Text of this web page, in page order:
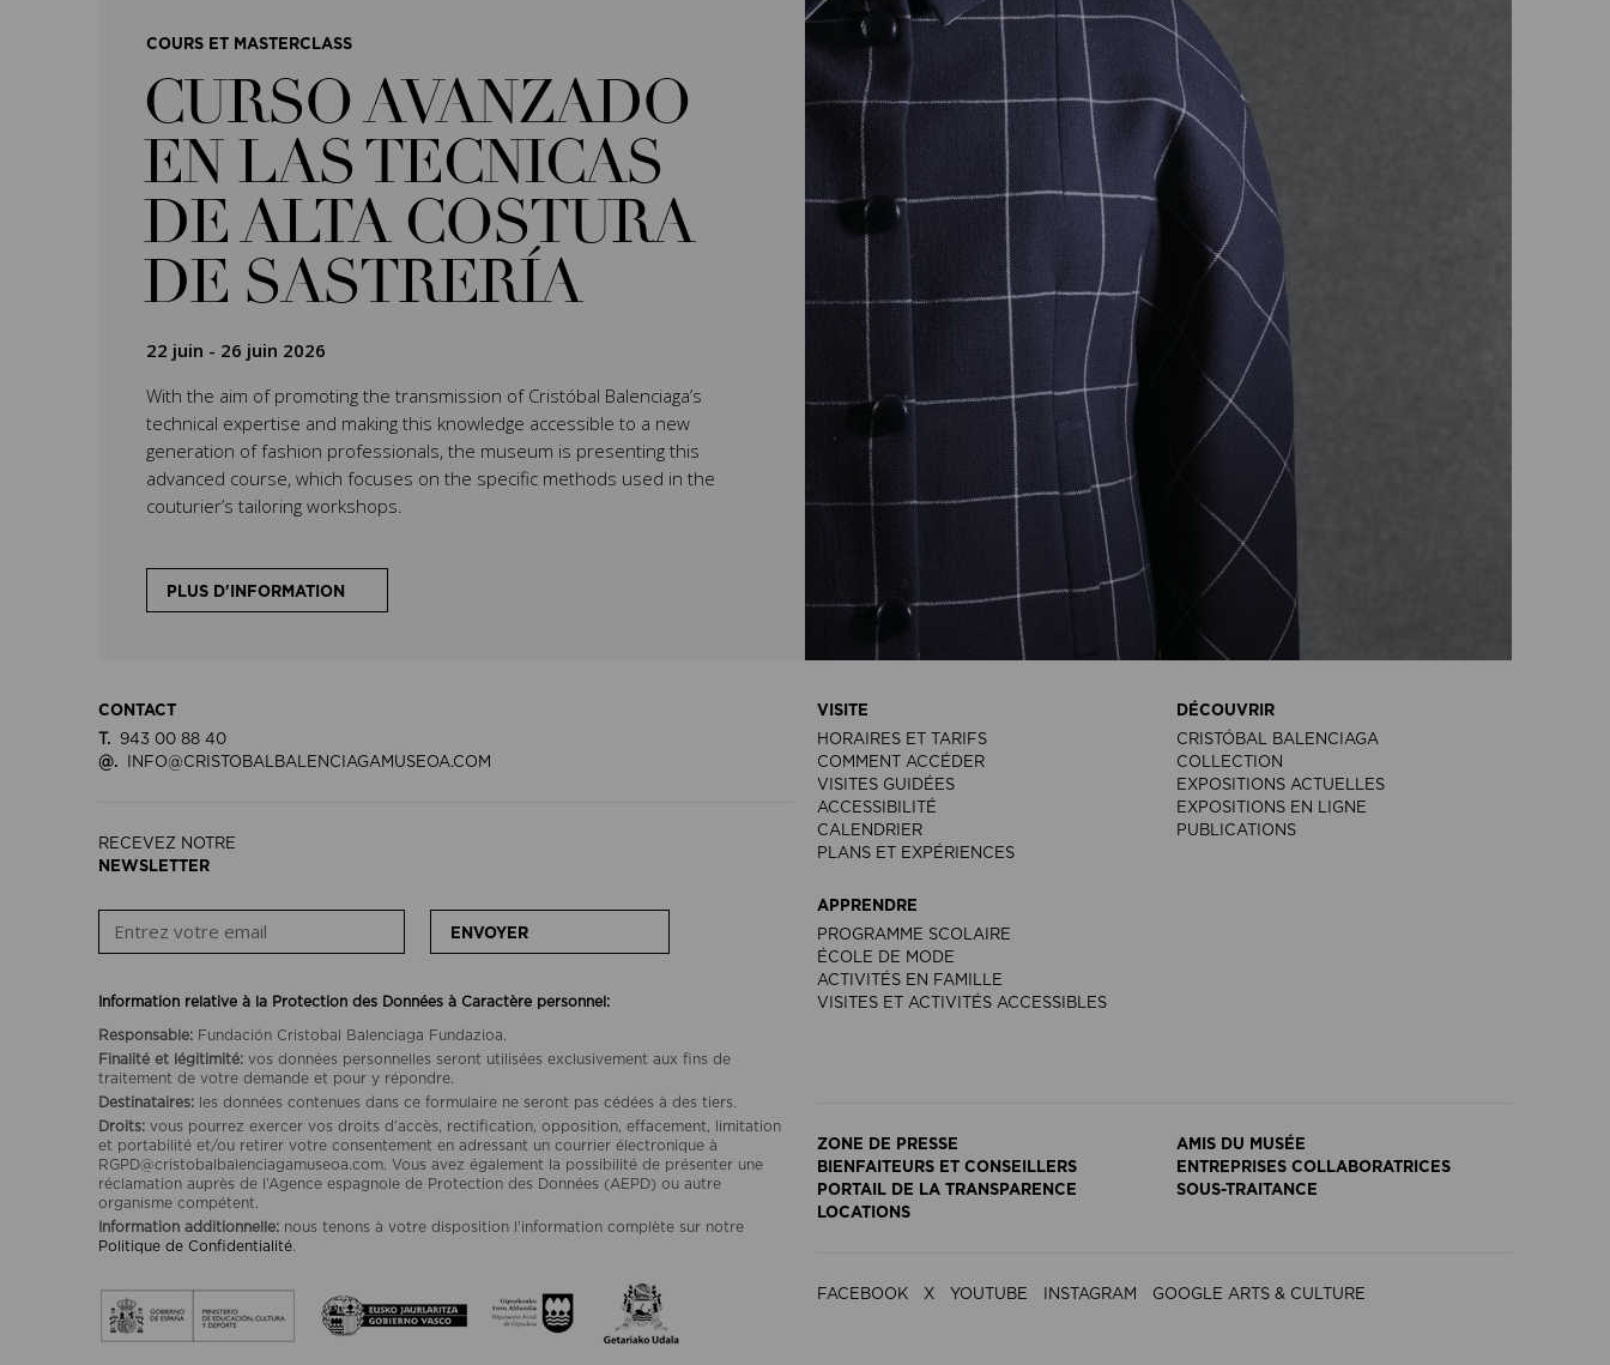
COURS ET MASTERCLASS
CURSO AVANZADO
EN LAS TECNICAS
DE ALTA COSTURA
DE SASTRERÍA
22 juin - 26 juin 2026
With the aim of promoting the transmission of Cristóbal Balenciaga’s
technical expertise and making this knowledge accessible to a new
generation of fashion professionals, the museum is presenting this
advanced course, which focuses on the specific methods used in the
couturier’s tailoring workshops.
PLUS D'INFORMATION
CONTACT
T.
943 00 88 40
@.
INFO@CRISTOBALBALENCIAGAMUSEOA.COM
RECEVEZ NOTRE
NEWSLETTER
ENVOYER
Information relative à la Protection des Données à Caractère personnel:
Responsable: Fundación Cristobal Balenciaga Fundazioa.
Finalité et légitimité: vos données personnelles seront utilisées exclusivement aux fins de
traitement de votre demande et pour y répondre.
Destinataires: les données contenues dans ce formulaire ne seront pas cédées à des tiers.
Droits: vous pourrez exercer vos droits d’accès, rectification, opposition, effacement, limitation
et portabilité et/ou retirer votre consentement en adressant un courrier électronique à
RGPD@cristobalbalenciagamuseoa.com. Vous avez également la possibilité de présenter une
réclamation auprès de l’Agence espagnole de Protection des Données (AEPD) ou autre
organisme compétent.
Information additionnelle: nous tenons à votre disposition l’information complète sur notre
Politique de Confidentialité.
VISITE
HORAIRES ET TARIFS
COMMENT ACCÉDER
VISITES GUIDÉES
ACCESSIBILITÉ
CALENDRIER
PLANS ET EXPÉRIENCES
DÉCOUVRIR
CRISTÓBAL BALENCIAGA
COLLECTION
EXPOSITIONS ACTUELLES
EXPOSITIONS EN LIGNE
PUBLICATIONS
APPRENDRE
PROGRAMME SCOLAIRE
ÉCOLE DE MODE
ACTIVITÉS EN FAMILLE
VISITES ET ACTIVITÉS ACCESSIBLES
ZONE DE PRESSE
AMIS DU MUSÉE
BIENFAITEURS ET CONSEILLERS
ENTREPRISES COLLABORATRICES
PORTAIL DE LA TRANSPARENCE
SOUS-TRAITANCE
LOCATIONS
FACEBOOK X YOUTUBE INSTAGRAM GOOGLE ARTS & CULTURE